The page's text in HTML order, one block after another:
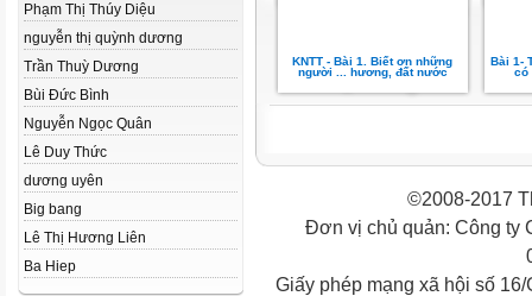
Phạm Thị Thúy Diệu
nguyễn thị quỳnh dương
Trần Thuỳ Dương
Bùi Đức Bình
Nguyễn Ngọc Quân
Lê Duy Thức
dương uyên
Big bang
Lê Thị Hương Liên
Ba Hiep
KNTT - Bài 1. Biết ơn những
người ... hương, đất nước
Bài 1-
có
©2008-2017
Đơn vị chủ quản: Công ty
Giấy phép mạng xã hội số